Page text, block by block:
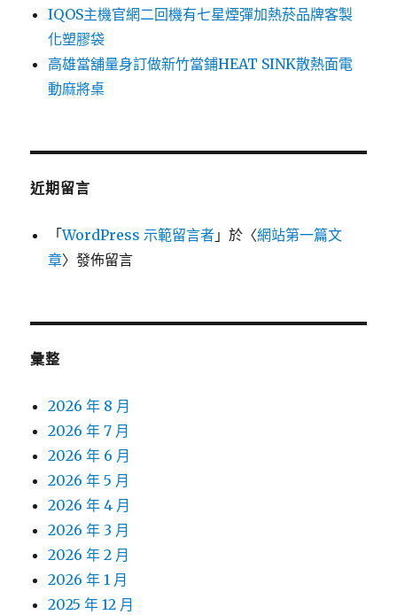
IQOS主機官網二回機有七星煙彈加熱菸品牌客製
化塑膠袋
高雄當舖量身訂做新竹當鋪HEAT SINK散熱面電
動麻將桌
近期留言
「WordPress 示範留言者 」於〈網站第一篇文
章〉發佈留言
彙整
2026 年 8 月
2026 年 7 月
2026 年 6 月
2026 年 5 月
2026 年 4 月
2026 年 3 月
2026 年 2 月
2026 年 1 月
2025 年 12 月